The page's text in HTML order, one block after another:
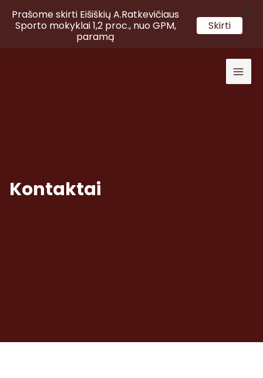
Kontaktai
Prašome skirti Eišiškių A.Ratkevičiaus
Sporto mokyklai 1,2 proc., nuo GPM,
paramą
Skirti
X